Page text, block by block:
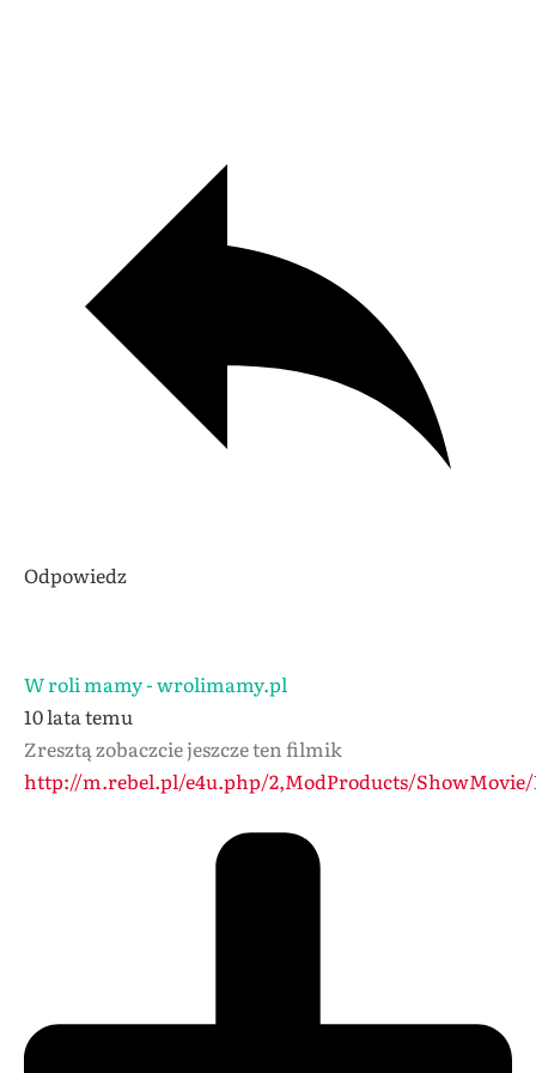
Odpowiedz
W roli mamy - wrolimamy.pl
10 lata temu
Zresztą zobaczcie jeszcze ten filmik
http://m.rebel.pl/e4u.php/2,ModProducts/ShowMovie/